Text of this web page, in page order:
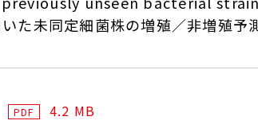
未同定細菌株の増殖／非増殖予測
PDF 4.2 MB